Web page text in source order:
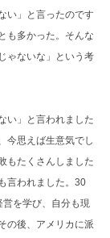
い」と言ったのです
も多かった。そんな
ゃないな」という考
い」と言われました
今思えば生意気でし
もたくさんしました
言われました。30
を学び、自分も現
の後、アメリカに派